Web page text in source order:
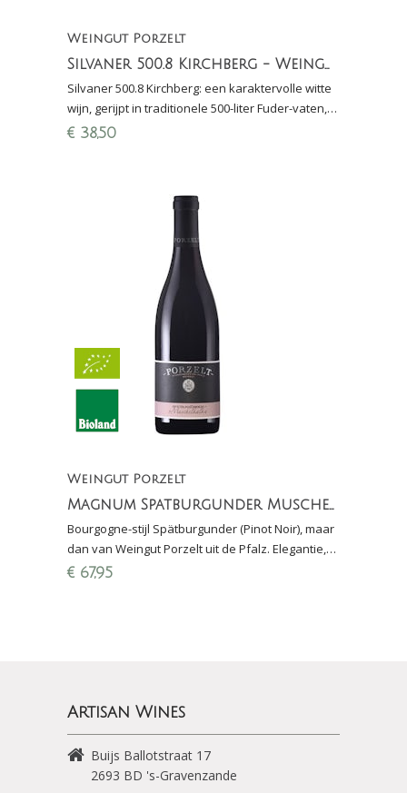
Weingut Porzelt
Silvaner 500.8 Kirchberg - Weingut Porzelt
Silvaner 500.8 Kirchberg: een karaktervolle witte
wijn, gerijpt in traditionele 500-liter Fuder-vaten,
met minerale frisheid en elegante complexiteit.
€ 38,50
Weingut Porzelt
Magnum Spatburgunder Muschelkalk 2014 (1,5 liter)
Bourgogne-stijl Spätburgunder (Pinot Noir), maar
dan van Weingut Porzelt uit de Pfalz. Elegantie,
frisheid en zuren. Biologisch gecertificeerd.
€ 67,95
Artisan Wines
Buijs Ballotstraat 17
2693 BD 's-Gravenzande